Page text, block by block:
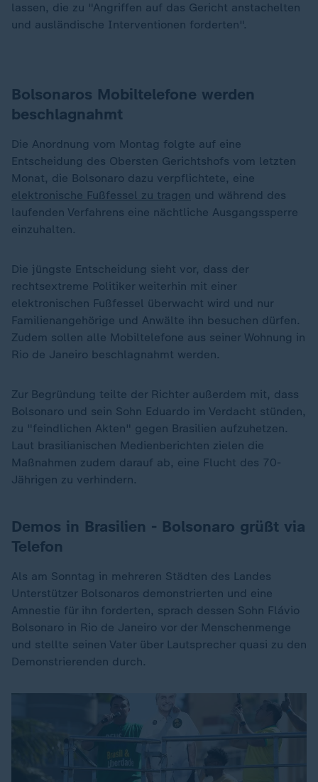
lassen, die zu "Angriffen auf das Gericht anstachelten
und ausländische Interventionen forderten".
Bolsonaros Mobiltelefone werden
beschlagnahmt
Die Anordnung vom Montag folgte auf eine
Entscheidung des Obersten Gerichtshofs vom letzten
Monat, die Bolsonaro dazu verpflichtete, eine
elektronische Fußfessel zu tragen und während des
laufenden Verfahrens eine nächtliche Ausgangssperre
einzuhalten.
Die jüngste Entscheidung sieht vor, dass der
rechtsextreme Politiker weiterhin mit einer
elektronischen Fußfessel überwacht wird und nur
Familienangehörige und Anwälte ihn besuchen dürfen.
Zudem sollen alle Mobiltelefone aus seiner Wohnung in
Rio de Janeiro beschlagnahmt werden.
Zur Begründung teilte der Richter außerdem mit, dass
Bolsonaro und sein Sohn Eduardo im Verdacht stünden,
zu "feindlichen Akten" gegen Brasilien aufzuhetzen.
Laut brasilianischen Medienberichten zielen die
Maßnahmen zudem darauf ab, eine Flucht des 70-
Jährigen zu verhindern.
Demos in Brasilien - Bolsonaro grüßt via
Telefon
Als am Sonntag in mehreren Städten des Landes
Unterstützer Bolsonaros demonstrierten und eine
Amnestie für ihn forderten, sprach dessen Sohn Flávio
Bolsonaro in Rio de Janeiro vor der Menschenmenge
und stellte seinen Vater über Lautsprecher quasi zu den
Demonstrierenden durch.